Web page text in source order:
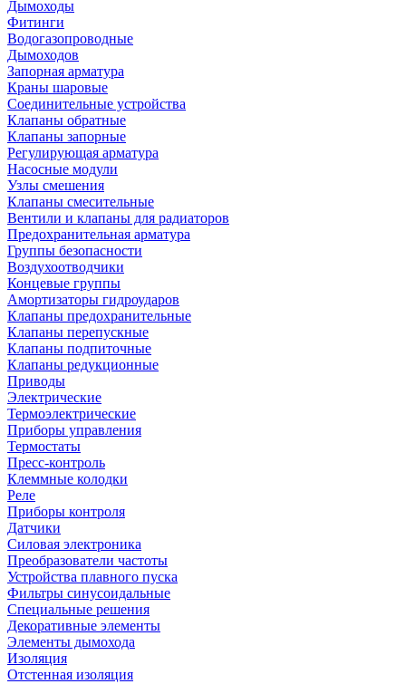
Дымоходы
Фитинги
Водогазопроводные
Дымоходов
Запорная арматура
Краны шаровые
Соединительные устройства
Клапаны обратные
Клапаны запорные
Регулирующая арматура
Насосные модули
Узлы смешения
Клапаны смесительные
Вентили и клапаны для радиаторов
Предохранительная арматура
Группы безопасности
Воздухоотводчики
Концевые группы
Амортизаторы гидроударов
Клапаны предохранительные
Клапаны перепускные
Клапаны подпиточные
Клапаны редукционные
Приводы
Электрические
Термоэлектрические
Приборы управления
Термостаты
Пресс-контроль
Клеммные колодки
Реле
Приборы контроля
Датчики
Силовая электроника
Преобразователи частоты
Устройства плавного пуска
Фильтры синусоидальные
Специальные решения
Декоративные элементы
Элементы дымохода
Изоляция
Отстенная изоляция